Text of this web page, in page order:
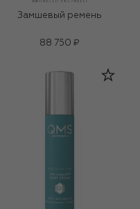
Замшевый ремень
88 750 ₽